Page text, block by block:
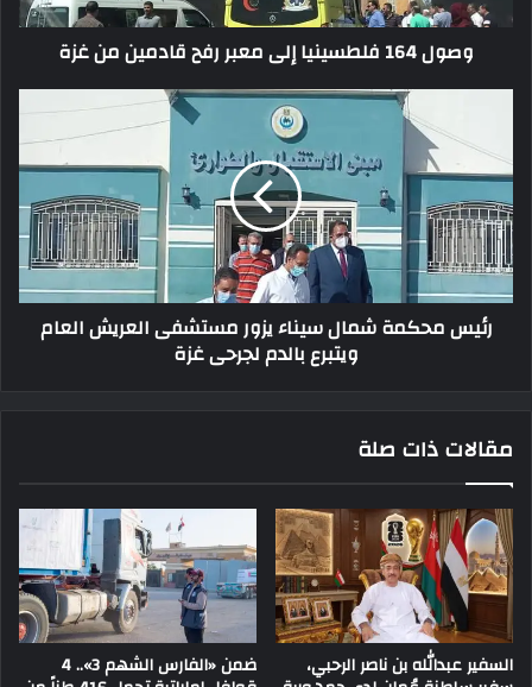
وصول 164 فلطسينيا إلى معبر رفح قادمين من غزة
رئيس محكمة شمال سيناء يزور مستشفى العريش العام
ويتبرع بالدم لجرحى غزة
مقالات ذات صلة
السفير عبدالله بن ناصر الرحبي، ضمن «الفارس الشهم 3».. 4